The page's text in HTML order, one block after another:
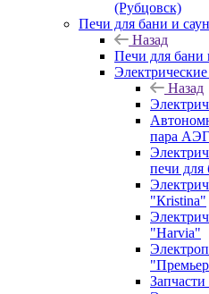
(Рубцовск)
Печи для бани и
Назад
Печи для бани
Назад
пара
печи для
"Кristina"
"Harvia"